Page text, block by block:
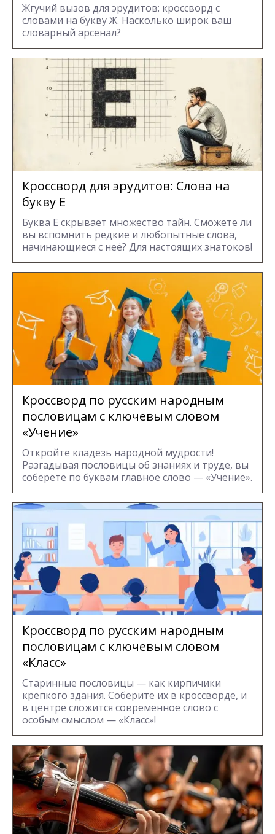
Жгучий вызов для эрудитов: кроссворд с
словами на букву Ж. Насколько широк ваш
словарный арсенал?
Кроссворд для эрудитов: Cлова на
букву Е
Буква Е скрывает множество тайн. Сможете ли
вы вспомнить редкие и любопытные слова,
начинающиеся с неё? Для настоящих знатоков!
Кроссворд по русским народным
пословицам с ключевым словом
«Учение»
Откройте кладезь народной мудрости!
Разгадывая пословицы об знаниях и труде, вы
соберёте по буквам главное слово — «Учение».
Кроссворд по русским народным
пословицам с ключевым словом
«Класс»
Старинные пословицы — как кирпичики
крепкого здания. Соберите их в кроссворде, и
в центре сложится современное слово с
особым смыслом — «Класс»!